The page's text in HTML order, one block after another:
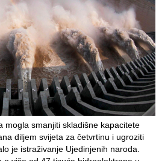
mogla smanjiti skladišne kapacitete
diljem svijeta za četvrtinu i ugroziti
je istraživanje Ujedinjenih naroda.